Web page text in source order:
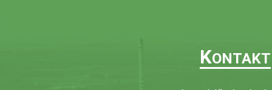
KONTAKT